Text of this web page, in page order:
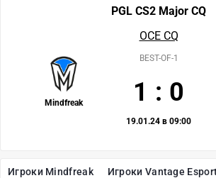
Игроки Mindfreak Игроки Vantage
PGL CS2 Major CQ
OCE CQ
Mindfreak
BEST-OF-1
1 : 0
19.01.24 в 09:00